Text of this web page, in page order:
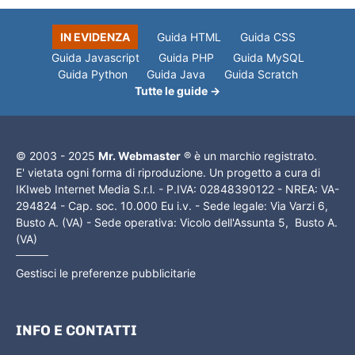
IN EVIDENZA Guida HTML
Guida CSS
Guida Javascript
Guida PHP
Guida MySQL
Guida Python
Guida Java
Guida Scratch
Tutte le guide →
© 2003 - 2025 Mr. Webmaster ® è un marchio registrato.
E' vietata ogni forma di riproduzione. Un progetto a cura di
IKIweb Internet Media S.r.l. - P.IVA: 02848390122 - NREA: VA-
294824 - Cap. soc. 10.000 Eu i.v. - Sede legale: Via Varzi 6,
Busto A. (VA) - Sede operativa: Vicolo dell'Assunta 5, Busto A.
(VA)
Gestisci le preferenze pubblicitarie
INFO E CONTATTI